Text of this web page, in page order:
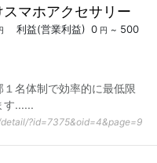
スマホアクセサリー
利益(営業利益) 0 円 ~ 500
名体制で効率的に最低限
す......
?id=7375&oid=4&page=9